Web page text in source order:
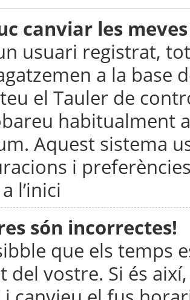
canviar les
usuari registrat,
a la
el Tauler de
habitualment
Aquest sistema
i
l’inici
són incorrectes!
que els temps
del vostre. Si és